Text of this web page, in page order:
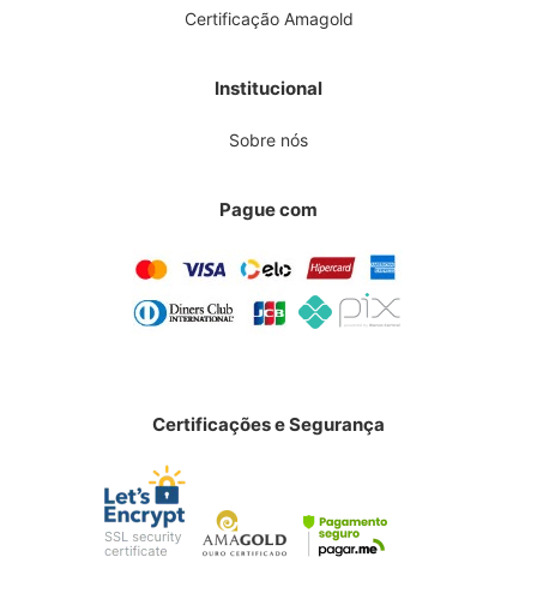
Certificação Amagold
Institucional
Sobre nós
Pague com
Certificações e Segurança